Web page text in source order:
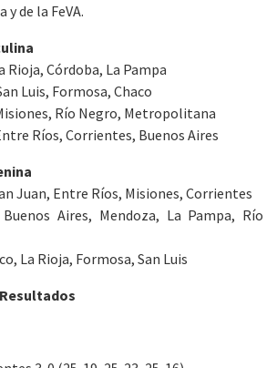
y de la FeVA.
Rioja, Córdoba, La Pampa
Luis, Formosa, Chaco
Río Negro, Metropolitana
Ríos, Corrientes, Buenos Aires
Juan, Entre Ríos, Misiones, Corrientes
Aires, Mendoza, La Pampa, Río
La Rioja, Formosa, San Luis